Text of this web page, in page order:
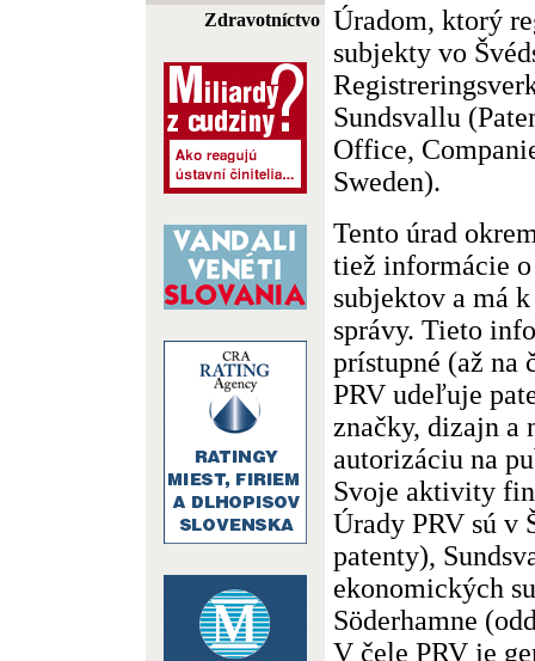
Zdravotníctvo
Úradom, ktorý
subjekty vo
Sundsvallu
Office,
Sweden).
Tento úrad
tiež informácie
subjektov a má
správy. Tieto
prístupné (až na
PRV udeľuje
značky, dizajn a
autorizáciu na
Svoje aktivity
Úrady PRV sú v
patenty),
ekonomických
Söderhamne
V čele PRV je